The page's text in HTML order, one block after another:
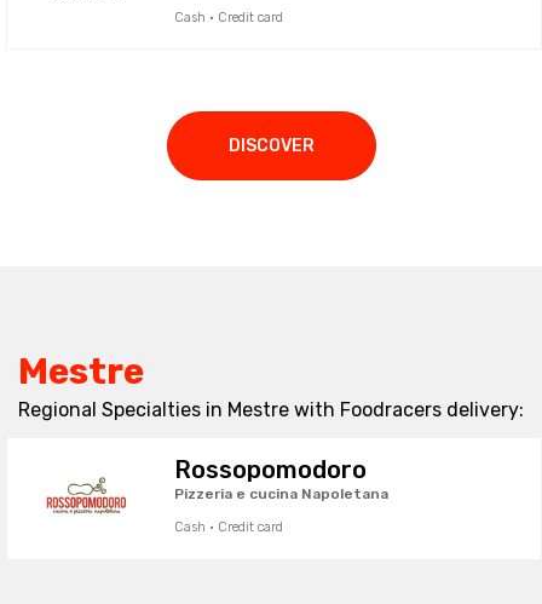
Cash · Credit card
DISCOVER
Mestre
Regional Specialties in Mestre with Foodracers delivery:
Rossopomodoro
Pizzeria e cucina Napoletana
Cash · Credit card